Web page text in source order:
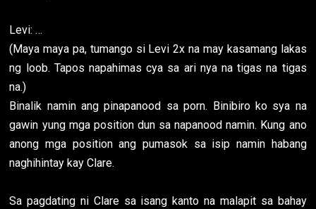
Levi: …
(Maya maya pa, tumango si Levi 2x na may kasamang lakas
ng loob. Tapos napahimas cya sa ari nya na tigas na tigas
na.)
Binalik namin ang pinapanood sa porn. Binibiro ko sya na
gawin yung mga position dun sa napanood namin. Kung ano
anong mga position ang pumasok sa isip namin habang
naghihintay kay Clare.
Sa pagdating ni Clare sa isang kanto na malapit sa bahay